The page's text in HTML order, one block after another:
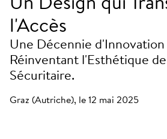
l'Accès
Une Décennie
Réinventant l'Esthétique
Sécuritaire.
Graz (Autriche), le 12 mai 2025